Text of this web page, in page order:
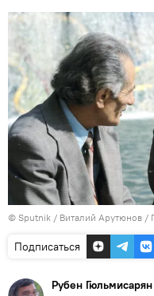
© Sputnik / Виталий Арутюнов /
Подписаться
Рубен Гюльмисарян